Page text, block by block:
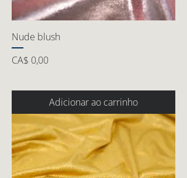
Nude blush
Preço
CA$ 0,00
Adicionar ao carrinho